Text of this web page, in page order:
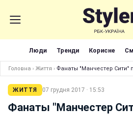
Люди Тренди Корисне
Головна › Життя › Фанаты "Манчестер Сити"
ЖИТТЯ 07 грудня 2017 · 15:53
Фанаты "Манчестер